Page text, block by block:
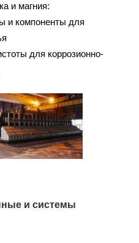
и магния:
и компоненты для
для коррозионно-
и системы